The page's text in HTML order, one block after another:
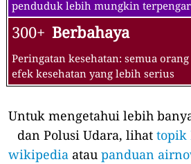
penduduk lebih mungkin
300+ Berbahaya
Peringatan kesehatan: semua
efek kesehatan yang lebih serius
Untuk mengetahui lebih
dan Polusi Udara, lihat topik
wikipedia atau panduan